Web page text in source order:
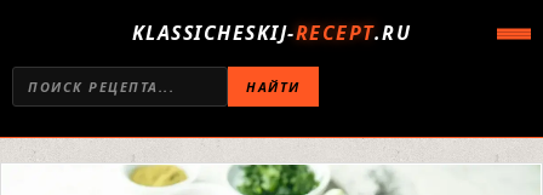
KLASSICHESKIJ-RECEPT.RU
НАЙТИ